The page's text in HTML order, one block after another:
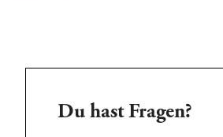
Du hast Fragen?